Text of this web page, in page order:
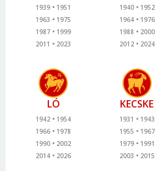
1939
1951
1963
1975
1987
1999
2011
2023
1940
1952
1964
1976
1988
2000
2012
2024
LÓ
1942
1954
1966
1978
1990
2002
2014
2026
KECSKE
1931
1943
1955
1967
1979
1991
2003
2015